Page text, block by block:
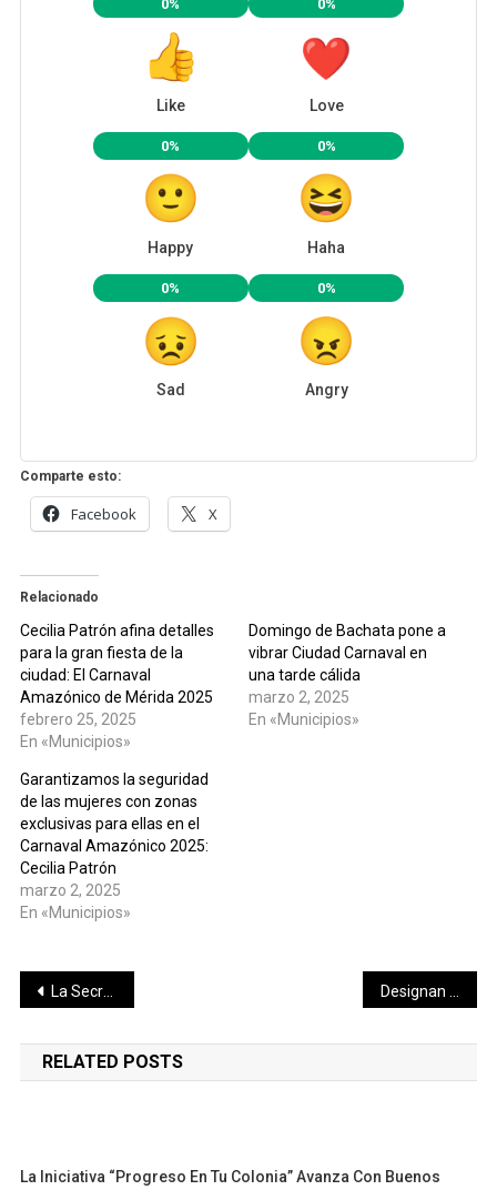
0%
Like
0%
Love
0%
Happy
0%
Haha
0%
Sad
0%
Angry
Comparte esto:
Facebook X
Relacionado
Cecilia Patrón afina detalles
para la gran fiesta de la
ciudad: El Carnaval
Amazónico de Mérida 2025
febrero 25, 2025
En «Municipios»
Domingo de Bachata pone a
vibrar Ciudad Carnaval en
una tarde cálida
marzo 2, 2025
En «Municipios»
Garantizamos la seguridad
de las mujeres con zonas
exclusivas para ellas en el
Carnaval Amazónico 2025:
Cecilia Patrón
marzo 2, 2025
En «Municipios»
Navegación
de
entradas
La Secretaría de Cultura del Gobierno de México conmemora el 8M
RELATED POSTS
La Iniciativa “Progreso En Tu Colonia” Avanza Con Buenos